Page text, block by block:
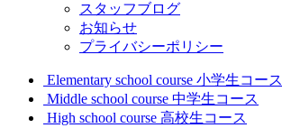
スタッフブログ
お知らせ
プライバシーポリシー
Elementary school course 小学生コース
Middle school course 中学生コース
High school course 高校生コース